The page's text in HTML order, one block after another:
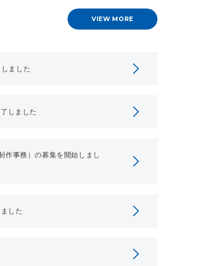
ました
しました
作事務）の募集を開始しまし
した
VIEW MORE